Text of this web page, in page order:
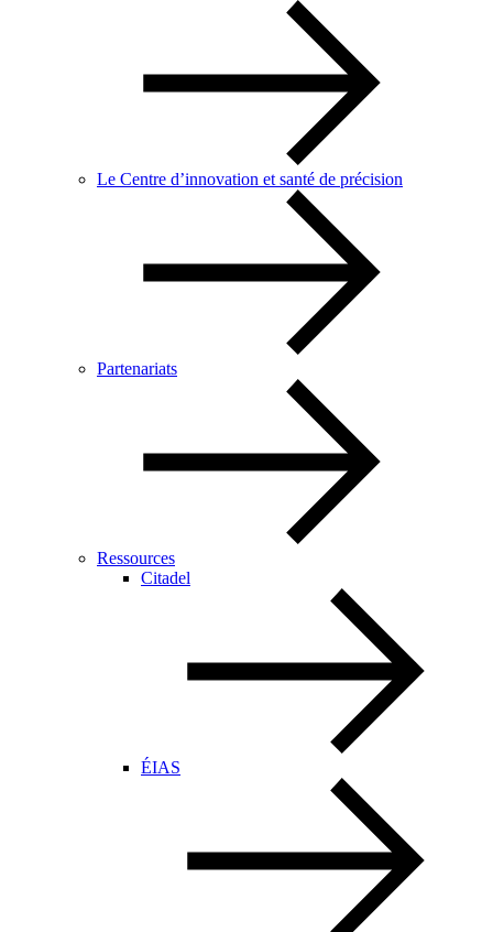
Le Centre d’innovation et santé de précision
Partenariats
Ressources
Citadel
ÉIAS